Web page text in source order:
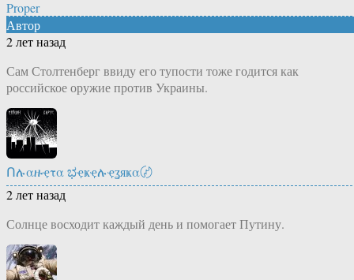
Proper
Автор
2 лет назад
Сам Столтенберг ввиду его тупости тоже годится как
российское оружие против Украины.
Ոሉαዙҿτα ಭҿҝҿሉҿʓяҝα〄
2 лет назад
Солнце восходит каждый день и помогает Путину.